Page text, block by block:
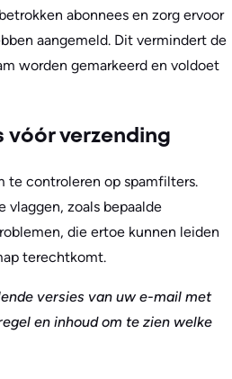
abonnees en zorg ervoor
aangemeld. Dit vermindert de
worden gemarkeerd en voldoet
vóór verzending
te controleren op spamfilters.
zoals bepaalde
die ertoe kunnen leiden
terechtkomt.
versies van uw e-mail met
en inhoud om te zien welke